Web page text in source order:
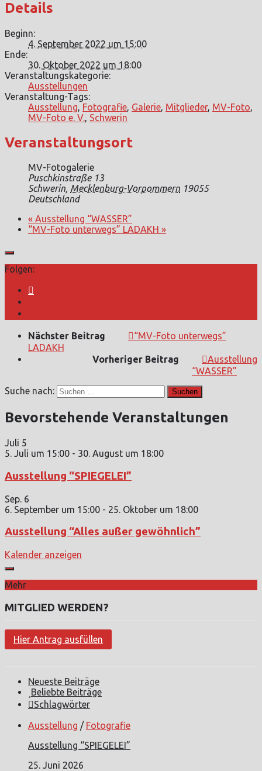
Details
Beginn:
4. September 2022 um 15:00
Ende:
30. Oktober 2022 um 18:00
Veranstaltungskategorie:
Ausstellungen
Veranstaltung-Tags:
Ausstellung, Fotografie, Galerie, Mitglieder, MV-Foto,
MV-Foto e. V., Schwerin
Veranstaltungsort
MV-Fotogalerie
Puschkinstraße 13
Schwerin, Mecklenburg-Vorpommern 19055
Deutschland
« Ausstellung “WASSER”
“MV-Foto unterwegs” LADAKH »
Folgen:
Nächster Beitrag
“MV-Foto unterwegs”
LADAKH
Vorheriger Beitrag
Ausstellung
“WASSER”
Suche nach:
Bevorstehende Veranstaltungen
Juli 5
5. Juli um 15:00 - 30. August um 18:00
Ausstellung “SPIEGELEI”
Sep. 6
6. September um 15:00 - 25. Oktober um 18:00
Ausstellung “Alles außer gewöhnlich”
Kalender anzeigen
Mehr
MITGLIED WERDEN?
Hier Antrag ausfüllen
Neueste Beiträge
Beliebte Beiträge
Schlagwörter
Ausstellung / Fotografie
Ausstellung “SPIEGELEI”
25. Juni 2026